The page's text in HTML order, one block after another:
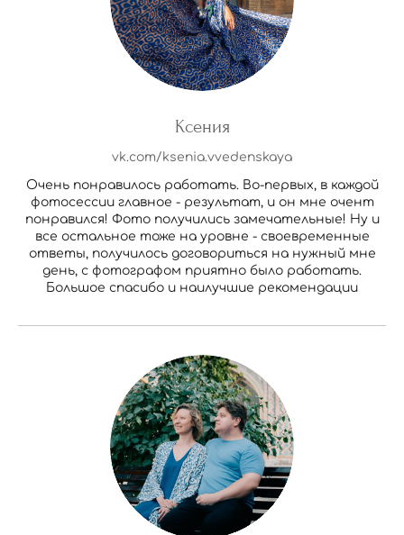
Ксения
vk.com/ksenia.vvedenskaya
Очень понравилось работать. Во-первых, в каждой
фотосессии главное - результат, и он мне очент
понравился! Фото получились замечательные! Ну и
все остальное тоже на уровне - своевременные
ответы, получилось договориться на нужный мне
день, с фотографом приятно было работать.
Большое спасибо и наилучшие рекомендации